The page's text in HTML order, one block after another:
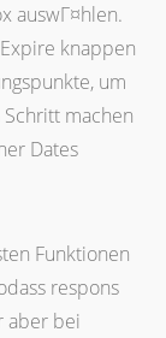
auswГ¤hlen.
knappen
um
machen
Dates
Funktionen
respons
aber bei